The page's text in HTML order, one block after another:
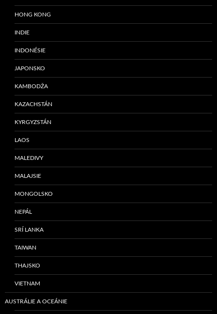
HONG KONG
INDIE
INDONÉSIE
JAPONSKO
KAMBODŽA
KAZACHSTÁN
KYRGYZSTÁN
LAOS
MALEDIVY
MALAJSIE
MONGOLSKO
NEPÁL
SRÍ LANKA
TAIWAN
THAJSKO
VIETNAM
AUSTRÁLIE A OCEÁNIE